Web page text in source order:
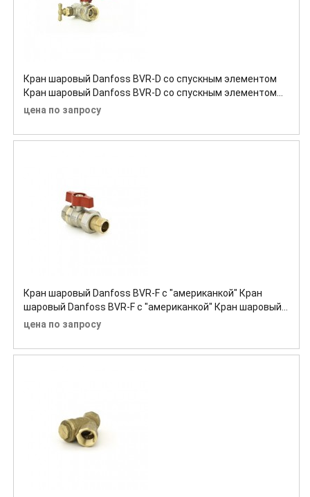
Кран шаровый Danfoss BVR-D со спускным элементом
Кран шаровый Danfoss BVR-D со спускным элементом
Кран шаровый Danfoss BVR-D со спускным элементом
цена по запросу
Кран шаровый Danfoss BVR-F с "американкой" Кран
шаровый Danfoss BVR-F с "американкой" Кран шаровый
Danfoss BVR-F с "американкой"
цена по запросу